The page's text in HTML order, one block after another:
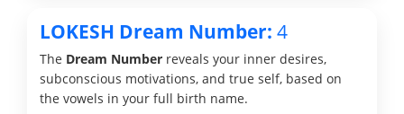
LOKESH Dream Number: 4
The Dream Number reveals your inner desires,
subconscious motivations, and true self, based on
the vowels in your full birth name.